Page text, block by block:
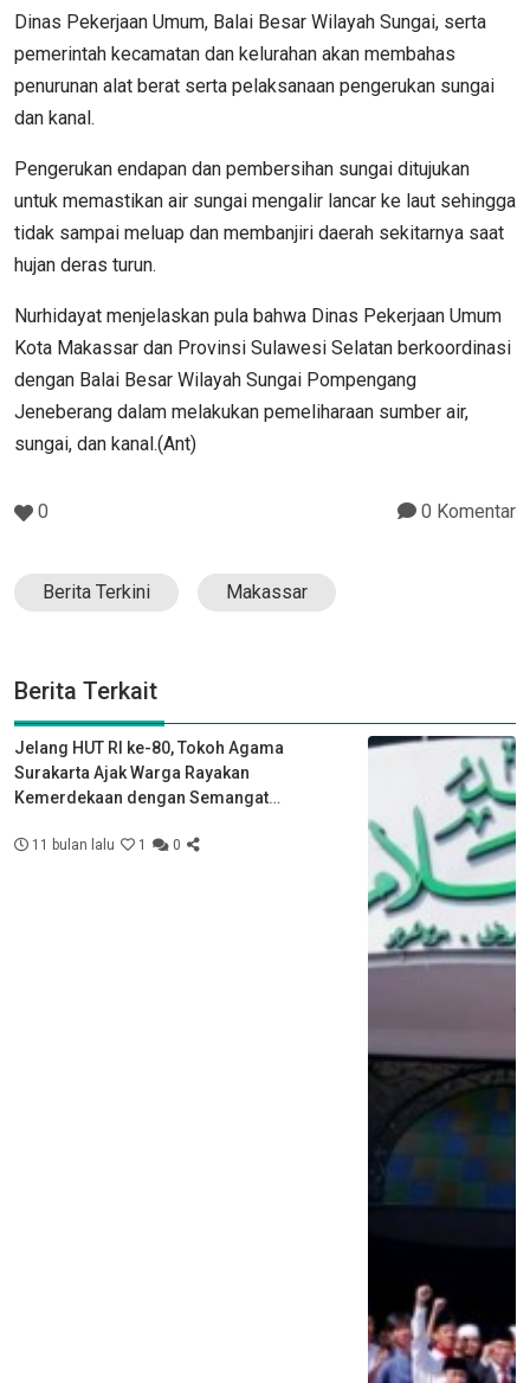
Dinas Pekerjaan Umum, Balai Besar Wilayah Sungai, serta
pemerintah kecamatan dan kelurahan akan membahas
penurunan alat berat serta pelaksanaan pengerukan sungai
dan kanal.
Pengerukan endapan dan pembersihan sungai ditujukan
untuk memastikan air sungai mengalir lancar ke laut sehingga
tidak sampai meluap dan membanjiri daerah sekitarnya saat
hujan deras turun.
Nurhidayat menjelaskan pula bahwa Dinas Pekerjaan Umum
Kota Makassar dan Provinsi Sulawesi Selatan berkoordinasi
dengan Balai Besar Wilayah Sungai Pompengang
Jeneberang dalam melakukan pemeliharaan sumber air,
sungai, dan kanal.(Ant)
0 0 Komentar
Berita Terkini Makassar
Berita Terkait
Jelang HUT RI ke-80, Tokoh Agama
Surakarta Ajak Warga Rayakan
Kemerdekaan dengan Semangat
11 bulan lalu 1 0